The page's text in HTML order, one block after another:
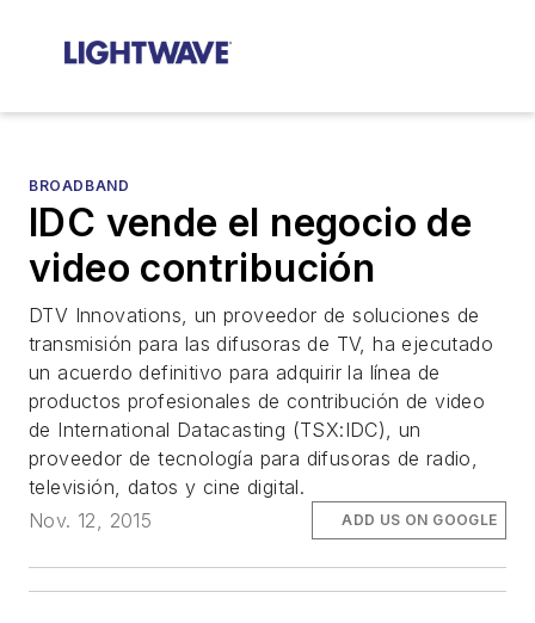
BROADBAND
IDC vende el negocio de
video contribución
DTV Innovations, un proveedor de soluciones de
transmisión para las difusoras de TV, ha ejecutado
un acuerdo definitivo para adquirir la línea de
productos profesionales de contribución de video
de International Datacasting (TSX:IDC), un
proveedor de tecnología para difusoras de radio,
televisión, datos y cine digital.
Nov. 12, 2015
ADD US ON GOOGLE